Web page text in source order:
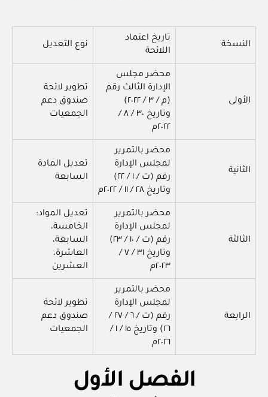
النسخة
تاريخ اعتماد
اللائحة
نوع التعديل
الأولى
محضر مجلس
الإدارة الثالث رقم
(م / ٣ / ٢٠٢٢)
وتاريخ ٣٠ / ٨ /
٢٠٢٢م
تطوير لائحة
صندوق دعم
الجمعيات
الثانية
محضر بالتمرير
لمجلس الإدارة
رقم (ت / ١ / ٢٢)
وتاريخ ٢٨ / ١١ / ٢٠٢٢م
تعديل المادة
السابعة
الثالثة
محضر بالتمرير
لمجلس الإدارة
رقم (ت / ١٠ / ٢٣)
وتاريخ ٣١ / ٧ /
٢٠٢٣م
تعديل المواد:
الخامسة،
السابعة،
العاشرة،
العشرين
الرابعة
محضر بالتمرير
لمجلس الإدارة
رقم (ت / ٦ / ٢٧ /
٢٦) وتاريخ ١٥ / ١ /
٢٠٢٦م
تطوير لائحة
صندوق دعم
الجمعيات
الفصل الأول